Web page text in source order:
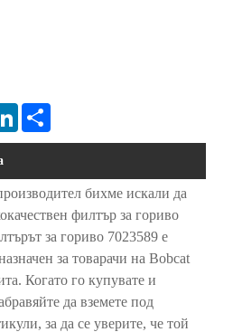
LinkedIn
бихме искали да
филтър за гориво
за гориво 7023589 е
за товарачи на Bobcat
Когато го купувате и
да вземете под
за да се уверите, че той